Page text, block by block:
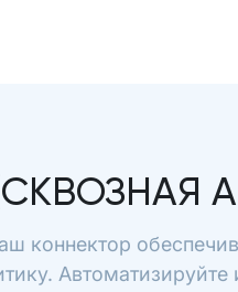
(СКВОЗНАЯ
коннектор
Автоматизируйте